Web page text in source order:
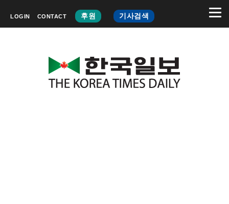
LOGIN CONTACT 후원 기사검색